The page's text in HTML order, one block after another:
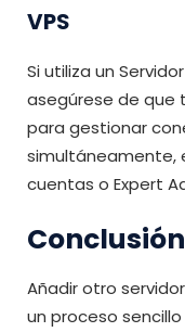
VPS
Si utiliza un
asegúrese de que
para gestionar
simultáneamente,
cuentas o Expert
Conclusión
Añadir otro
un proceso